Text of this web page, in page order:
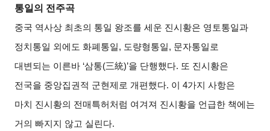
통일의 전주곡
중국 역사상 최초의 통일 왕조를 세운 진시황은 영토통일과
정치통일 외에도 화폐통일, 도량형통일, 문자통일로
대변되는 이른바 ‘삼통(三統)’을 단행했다. 또 진시황은
전국을 중앙집권적 군현제로 개편했다. 이 4가지 사항은
마치 진시황의 전매특허처럼 여겨져 진시황을 언급한 책에는
거의 빠지지 않고 실린다.